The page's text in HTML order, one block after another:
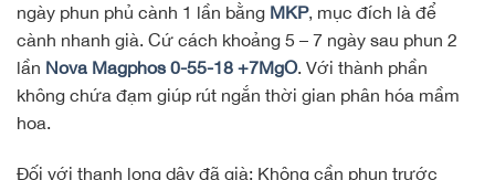
ngày phun phủ cành 1 lần bằng MKP, mục đích là để
cành nhanh già. Cứ cách khoảng 5 – 7 ngày sau phun 2
lần Nova Magphos 0-55-18 +7MgO. Với thành phần
không chứa đạm giúp rút ngắn thời gian phân hóa mầm
hoa.
Đối với thanh long dây đã già: Không cần phun trước